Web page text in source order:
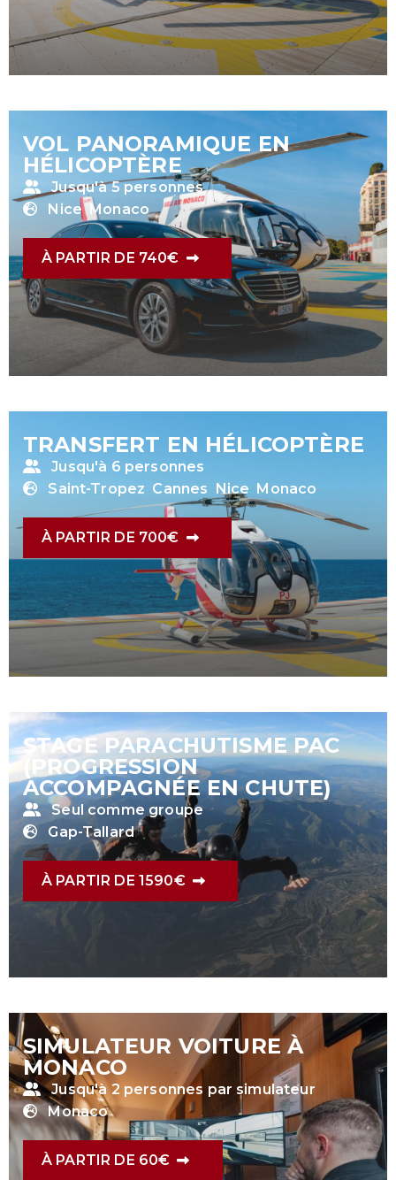
VOL PANORAMIQUE EN
HÉLICOPTÈRE
Jusqu'à 5 personnes
Nice Monaco
À PARTIR DE 740€
TRANSFERT EN HÉLICOPTÈRE
Jusqu'à 6 personnes
Saint-Tropez Cannes Nice Monaco
À PARTIR DE 700€
STAGE PARACHUTISME PAC
(PROGRESSION
ACCOMPAGNÉE EN CHUTE)
Seul comme groupe
Gap-Tallard
À PARTIR DE 1590€
SIMULATEUR VOITURE À
MONACO
Jusqu'à 2 personnes par simulateur
Monaco
À PARTIR DE 60€